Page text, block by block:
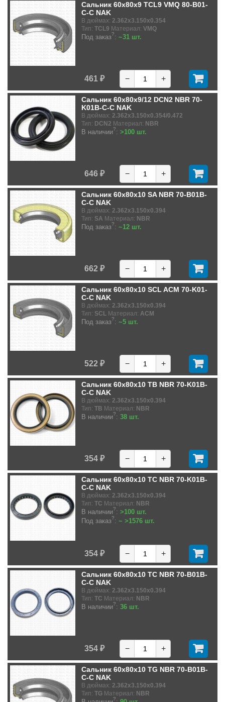
Сальник 60x80x9 TCL9 VMQ 80-B01-
C-C NAK
В дюймах: 2.362x3.150x0.354
Тип: TCL9 Материал: VMQ
Под заказ?: ~31 шт.
461 ₽ − +
Сальник 60x80x9/12 DCN2 NBR 70-
K01B-C-C NAK
В дюймах: 2.362x3.150x0.354/0.472
Тип: DCN2 Материал: NBR
В наличии?: >100 шт.
646 ₽ − +
Сальник 60x80x10 SA NBR 70-B01B-
C-C NAK
В дюймах: 2.362x3.150x0.394
Тип: SA Материал: NBR
Под заказ?: ~12 шт.
662 ₽ − +
Сальник 60x80x10 SCL ACM 70-K01-
C-C NAK
В дюймах: 2.362x3.150x0.394
Тип: SCL Материал: ACM
Под заказ?: ~5 шт.
522 ₽ − +
Сальник 60x80x10 TB NBR 70-K01B-
C-C NAK
В дюймах: 2.362x3.150x0.394
Тип: TB Материал: NBR
В наличии?: 38 шт.
354 ₽ − +
Сальник 60x80x10 TC NBR 70-K01B-
C-C NAK
В дюймах: 2.362x3.150x0.394
Тип: TC Материал: NBR
В наличии?: >100 шт.
Под заказ?: ~ >1576 шт.
354 ₽ − +
Сальник 60x80x10 TC NBR 70-B01B-
C-C NAK
В дюймах: 2.362x3.150x0.394
Тип: TC Материал: NBR
В наличии?: 36 шт.
354 ₽ − +
Сальник 60x80x10 TG NBR 70-B01B-
C-C NAK
В дюймах: 2.362x3.150x0.394
Тип: TG Материал: NBR
?